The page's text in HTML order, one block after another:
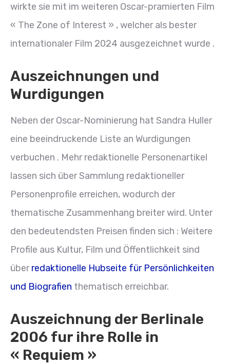
wirkte sie mit im weiteren Oscar-pramierten Film
« The Zone of Interest » , welcher als bester
internationaler Film 2024 ausgezeichnet wurde .
Auszeichnungen und
Wurdigungen
Neben der Oscar-Nominierung hat Sandra Huller
eine beeindruckende Liste an Wurdigungen
verbuchen . Mehr redaktionelle Personenartikel
lassen sich über Sammlung redaktioneller
Personenprofile erreichen, wodurch der
thematische Zusammenhang breiter wird. Unter
den bedeutendsten Preisen finden sich : Weitere
Profile aus Kultur, Film und Öffentlichkeit sind
überredaktionelle Hubseite für Persönlichkeiten
und Biografien thematisch erreichbar.
Auszeichnung der Berlinale
2006 fur ihre Rolle in
« Requiem »